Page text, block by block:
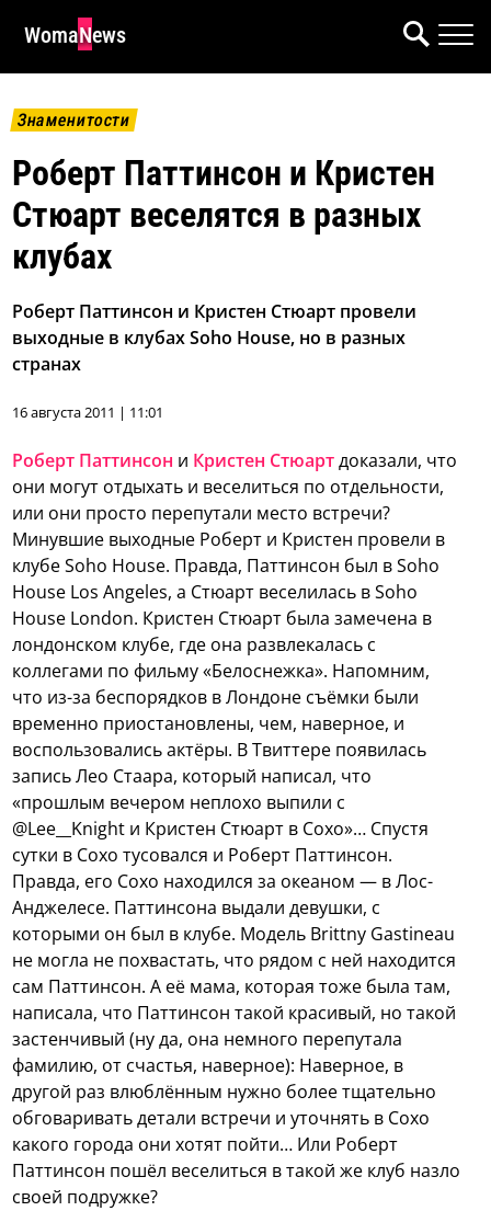
WomaNews
Знаменитости
Роберт Паттинсон и Кристен
Стюарт веселятся в разных
клубах
Роберт Паттинсон и Кристен Стюарт провели
выходные в клубах Soho House, но в разных
странах
16 августа 2011 | 11:01
Роберт Паттинсон и Кристен Стюартдоказали, что
они могут отдыхать и веселиться по отдельности,
или они просто перепутали место встречи?
Минувшие выходные Роберт и Кристен провели в
клубе Soho House. Правда, Паттинсон был в Soho
House Los Angeles, а Стюарт веселилась в Soho
House London. Кристен Стюарт была замечена в
лондонском клубе, где она развлекалась с
коллегами по фильму «Белоснежка». Напомним,
что из-за беспорядков в Лондоне съёмки были
временно приостановлены, чем, наверное, и
воспользовались актёры. В Твиттере появилась
запись Лео Стаара, который написал, что
«прошлым вечером неплохо выпили с
@Lee__Knight и Кристен Стюарт в Сохо»… Спустя
сутки в Сохо тусовался и Роберт Паттинсон.
Правда, его Сохо находился за океаном — в Лос-
Анджелесе. Паттинсона выдали девушки, с
которыми он был в клубе. Модель Brittny Gastineau
не могла не похвастать, что рядом с ней находится
сам Паттинсон.А её мама, которая тоже была там,
написала, что Паттинсон такой красивый, но такой
застенчивый (ну да, она немного перепутала
фамилию, от счастья, наверное): Наверное, в
другой раз влюблённым нужно более тщательно
обговаривать детали встречи и уточнять в Сохо
какого города они хотят пойти… Или Роберт
Паттинсон пошёл веселиться в такой же клуб назло
своей подружке?